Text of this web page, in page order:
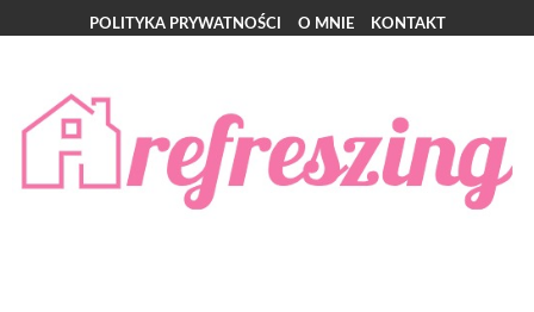
POLITYKA PRYWATNOŚCI O MNIE KONTAKT